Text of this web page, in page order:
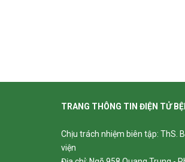
TRANG THÔNG TIN ĐIỆN TỬ
Chịu trách nhiệm biên tập: ThS.
viện